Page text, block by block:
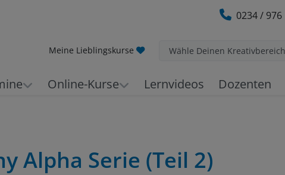
0234 / 976
Meine Lieblingskurse Wähle Deinen Kreativbereich
Online-Kurse Lernvideos Dozenten
Alpha Serie (Teil 2)